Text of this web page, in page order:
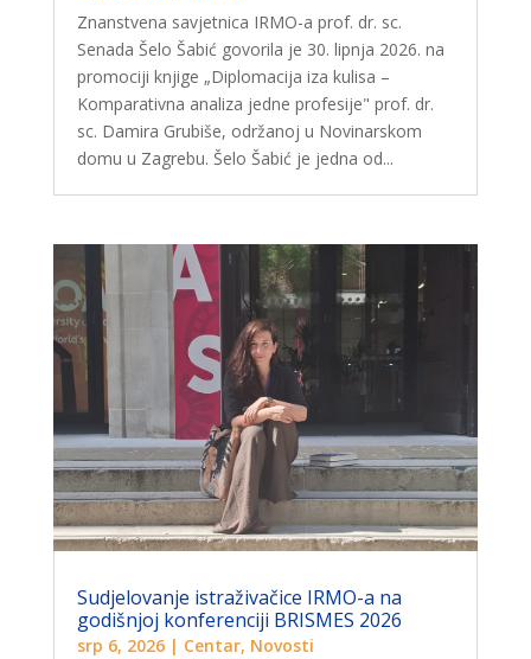
Znanstvena savjetnica IRMO-a prof. dr. sc.
Senada Šelo Šabić govorila je 30. lipnja 2026. na
promociji knjige „Diplomacija iza kulisa –
Komparativna analiza jedne profesije" prof. dr.
sc. Damira Grubiše, održanoj u Novinarskom
domu u Zagrebu. Šelo Šabić je jedna od...
Sudjelovanje istraživačice IRMO-a na
godišnjoj konferenciji BRISMES 2026
srp 6, 2026| Centar, Novosti